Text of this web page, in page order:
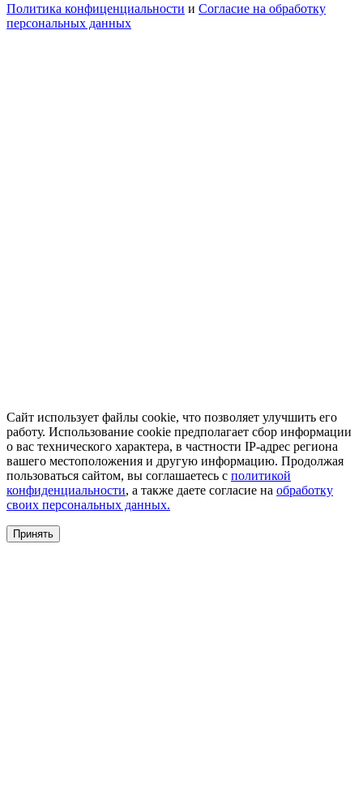
Политика конфиценциальности и Согласие на обработку
персональных данных
Сайт использует файлы cookie, что позволяет улучшить его
работу. Использование cookie предполагает сбор информации
о вас технического характера, в частности IP-адрес региона
вашего местоположения и другую информацию. Продолжая
пользоваться сайтом, вы соглашаетесь с политикой
конфиденциальности, а также даете согласие на обработку
своих персональных данных.
Принять